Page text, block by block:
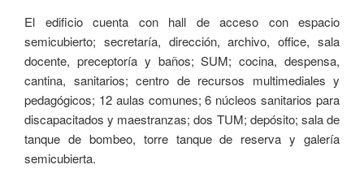
El edificio cuenta con hall de acceso con espacio
semicubierto; secretaría, dirección, archivo, office, sala
docente, preceptoría y baños; SUM; cocina, despensa,
cantina, sanitarios; centro de recursos multimediales y
pedagógicos; 12 aulas comunes; 6 núcleos sanitarios para
discapacitados y maestranzas; dos TUM; depósito; sala de
tanque de bombeo, torre tanque de reserva y galería
semicubierta.